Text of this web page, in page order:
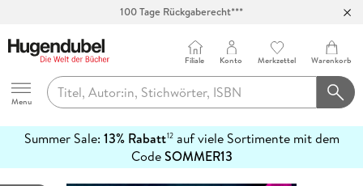
100 Tage Rückgaberecht***
Hugendubel
Menu
Filiale Konto Merkzettel Warenkorb
Summer Sale: 13% Rabatt12auf viele Sortimente mit dem
CodeSOMMER13
erfahren